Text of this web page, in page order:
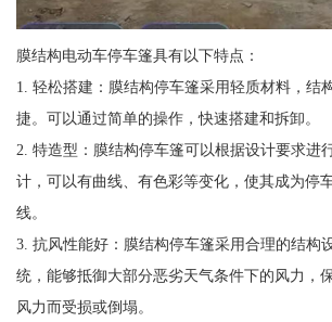
膜结构电动车停车篷具有以下特点：
1. 轻松搭建：膜结构停车篷采用轻质材料，结
捷。可以通过简单的操作，快速搭建和拆卸。
2. 特造型：膜结构停车篷可以根据设计要求进
计，可以有曲线、有色彩等变化，使其成为停
线。
3. 抗风性能好：膜结构停车篷采用合理的结构
统，能够抵御大部分恶劣天气条件下的风力，
风力而受损或倒塌。